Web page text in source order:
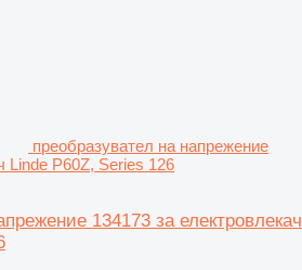
преобразувател на напрежение
Linde P60Z, Series 126
134173 за електровлекач